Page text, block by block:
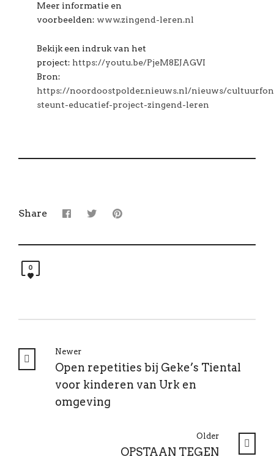
Meer informatie en
voorbeelden: www.zingend-leren.nl
Bekijk een indruk van het
project: https://youtu.be/PjeM8EJAGVI
Bron:
https://noordoostpolder.nieuws.nl/nieuws/
steunt-educatief-project-zingend-leren
Share
0
Newer
Open repetities bij Geke’s Tiental
voor kinderen van Urk en
omgeving
Older
OPSTAAN TEGEN